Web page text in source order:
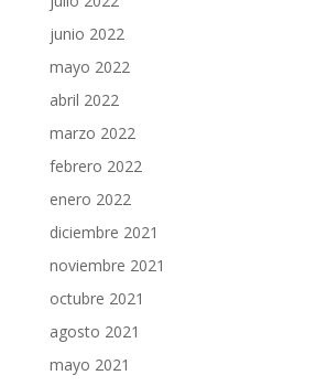
junio 2022
mayo 2022
abril 2022
marzo 2022
febrero 2022
enero 2022
diciembre 2021
noviembre 2021
octubre 2021
agosto 2021
mayo 2021